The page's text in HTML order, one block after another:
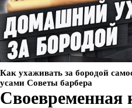
Как ухаживать за бородой
усами Советы барбера
Своевременная